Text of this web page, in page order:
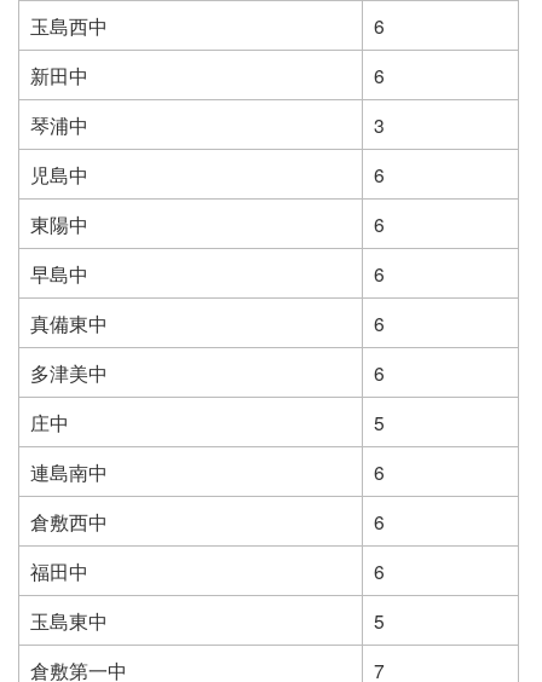
玉島西中
6
新田中
6
琴浦中
3
児島中
6
東陽中
6
早島中
6
真備東中
6
多津美中
6
庄中
5
連島南中
6
倉敷西中
6
福田中
6
玉島東中
5
倉敷第一中
7